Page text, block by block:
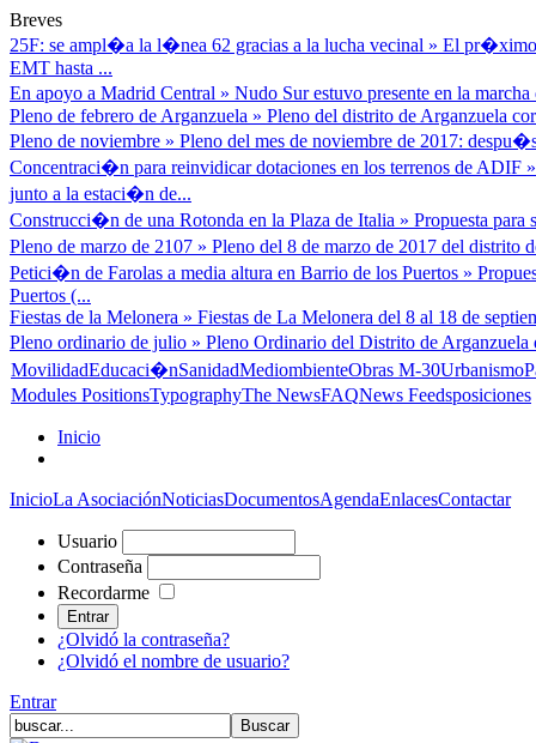
Breves
25F: se ampl�a la l�nea 62 gracias a la lucha vecinal » El pr�ximo
EMT hasta ...
En apoyo a Madrid Central » Nudo Sur estuvo presente en la
Pleno de febrero de Arganzuela » Pleno del distrito de Arganzuela
Pleno de noviembre » Pleno del mes de noviembre de 2017:
Concentraci�n para reinvidicar dotaciones en los terrenos de ADIF
junto a la estaci�n de...
Construcci�n de una Rotonda en la Plaza de Italia » Propuesta para
Pleno de marzo de 2107 » Pleno del 8 de marzo de 2017 del
Petici�n de Farolas a media altura en Barrio de los Puertos »
Puertos (...
Fiestas de la Melonera » Fiestas de La Melonera del 8 al 18 de
Pleno ordinario de julio » Pleno Ordinario del Distrito de
MovilidadEducaci�nSanidadMediombienteObras M-30Urbanismo
Modules PositionsTypographyThe NewsFAQNews Feedsposiciones
Inicio
InicioLa AsociaciónNoticiasDocumentosAgendaEnlacesContactar
Usuario
Contraseña
Recordarme
¿Olvidó la contraseña?
¿Olvidó el nombre de usuario?
Entrar